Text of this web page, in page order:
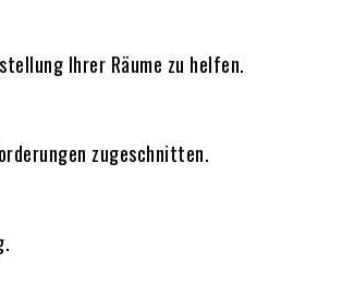
Ihrer Räume zu helfen.
zugeschnitten.